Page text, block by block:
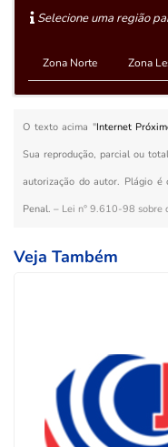
Selecione uma região
Zona Norte Zona
O texto acima "Internet
Sua reprodução, parcial ou
autorização do autor. Plágio
Penal. – Lei n° 9.610-98 sobre
Veja Também